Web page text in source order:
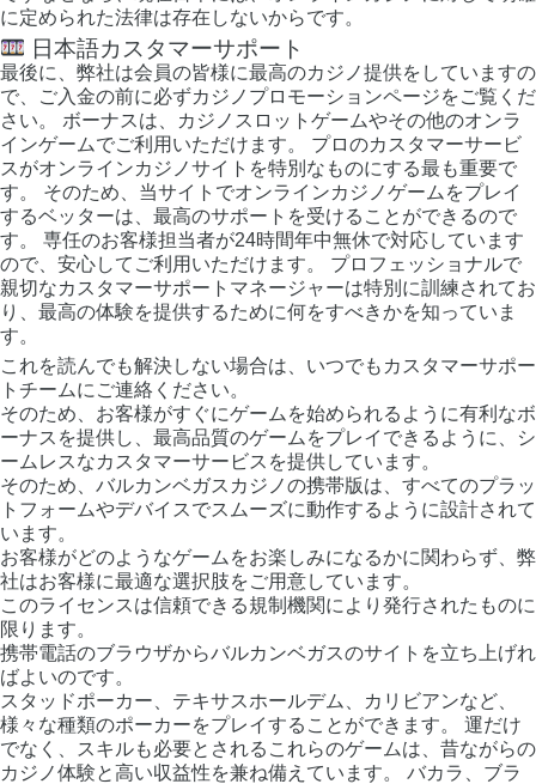
に定められた法律は存在しないからです。
日本語カスタマーサポート
最後に、弊社は会員の皆様に最高のカジノ提供をしていますの
で、ご入金の前に必ずカジノプロモーションページをご覧くだ
さい。 ボーナスは、カジノスロットゲームやその他のオンラ
インゲームでご利用いただけます。 プロのカスタマーサービ
スがオンラインカジノサイトを特別なものにする最も重要で
す。 そのため、当サイトでオンラインカジノゲームをプレイ
するベッターは、最高のサポートを受けることができるので
す。 専任のお客様担当者が24時間年中無休で対応しています
ので、安心してご利用いただけます。 プロフェッショナルで
親切なカスタマーサポートマネージャーは特別に訓練されてお
り、最高の体験を提供するために何をすべきかを知っていま
す。
これを読んでも解決しない場合は、いつでもカスタマーサポー
トチームにご連絡ください。
そのため、お客様がすぐにゲームを始められるように有利なボ
ーナスを提供し、最高品質のゲームをプレイできるように、シ
ームレスなカスタマーサービスを提供しています。
そのため、バルカンベガスカジノの携帯版は、すべてのプラッ
トフォームやデバイスでスムーズに動作するように設計されて
います。
お客様がどのようなゲームをお楽しみになるかに関わらず、弊
社はお客様に最適な選択肢をご用意しています。
このライセンスは信頼できる規制機関により発行されたものに
限ります。
携帯電話のブラウザからバルカンベガスのサイトを立ち上げれ
ばよいのです。
スタッドポーカー、テキサスホールデム、カリビアンなど、
様々な種類のポーカーをプレイすることができます。 運だけ
でなく、スキルも必要とされるこれらのゲームは、昔ながらの
カジノ体験と高い収益性を兼ね備えています。 バカラ、ブラ